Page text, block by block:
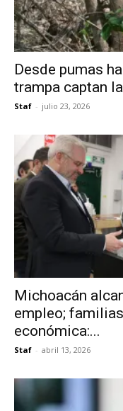
Desde pumas
trampa captan
Staf - julio 23, 2026
Michoacán
empleo;
económica:...
Staf - abril 13, 2026